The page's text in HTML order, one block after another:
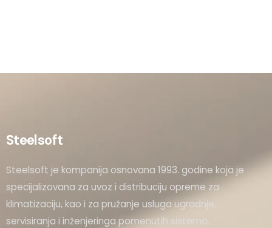
Steelsoft
Steelsoft je kompanija osnovana 1993. godine koja je
specijalizovana za uvoz i distribuciju opreme za
klimatizaciju, kao i za pružanje usluga ugradnje,
servisiranja i inženjeringa pomenutih sistema.